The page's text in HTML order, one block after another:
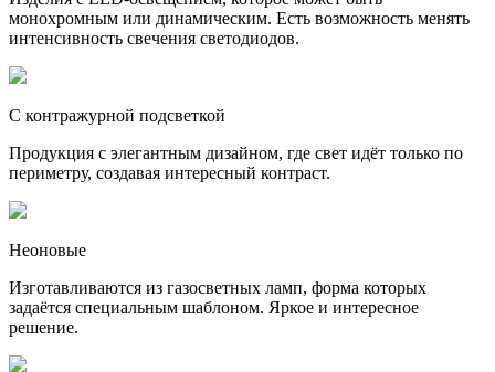
монохромным или динамическим. Есть возможность менять
интенсивность свечения светодиодов.
С контражурной подсветкой
Продукция с элегантным дизайном, где свет идёт только по
периметру, создавая интересный контраст.
Неоновые
Изготавливаются из газосветных ламп, форма которых
задаётся специальным шаблоном. Яркое и интересное
решение.